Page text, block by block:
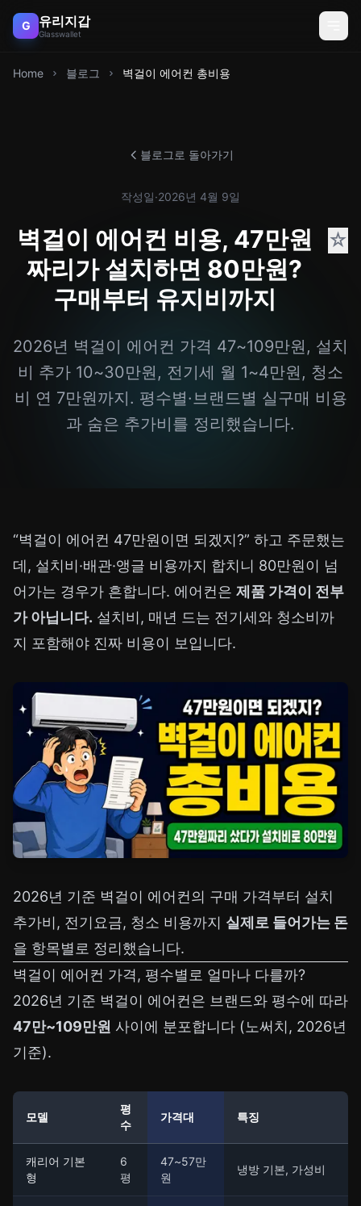
G 유리지갑
Glasswallet
Home 블로그 벽걸이 에어컨 총비용
블로그로 돌아가기
작성일·2026년 4월 9일
벽걸이 에어컨 비용, 47만원
짜리가 설치하면 80만원?
구매부터 유지비까지
☆
2026년 벽걸이 에어컨 가격 47~109만원, 설치
비 추가 10~30만원, 전기세 월 1~4만원, 청소
비 연 7만원까지. 평수별·브랜드별 실구매 비용
과 숨은 추가비를 정리했습니다.
“벽걸이 에어컨 47만원이면 되겠지?” 하고 주문했는
데, 설치비·배관·앵글 비용까지 합치니 80만원이 넘
어가는 경우가 흔합니다. 에어컨은 제품 가격이 전부
가 아닙니다. 설치비, 매년 드는 전기세와 청소비까
지 포함해야 진짜 비용이 보입니다.
2026년 기준 벽걸이 에어컨의 구매 가격부터 설치
추가비, 전기요금, 청소 비용까지 실제로 들어가는 돈
을 항목별로 정리했습니다.
벽걸이 에어컨 가격, 평수별로 얼마나 다를까?
2026년 기준 벽걸이 에어컨은 브랜드와 평수에 따라
47만~109만원 사이에 분포합니다 (노써치, 2026년
기준).
모델
평
수
가격대 특징
캐리어 기본
형
6
평
47~57만
원
냉방 기본, 가성비